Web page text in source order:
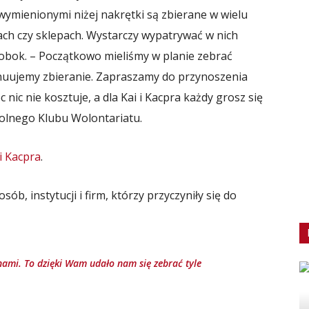
niżej nakrętki są zbierane w wielu
czy sklepach. Wystarczy wypatrywać w nich
– Początkowo mieliśmy w planie zebrać
zbieranie. Zapraszamy do przynoszenia
nie kosztuje, a dla Kai i Kacpra każdy grosz się
Klubu Wolontariatu.
Kacpra.
instytucji i firm, którzy przyczyniły się do
To dzięki Wam udało nam się zebrać tyle